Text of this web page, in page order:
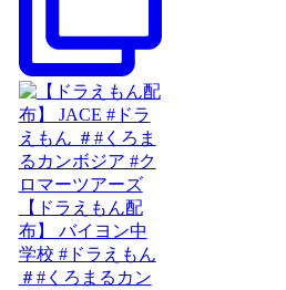
【ドラえもん配
布】 バイヨン中
学校 #ドラえもん
＃#くろまるカン